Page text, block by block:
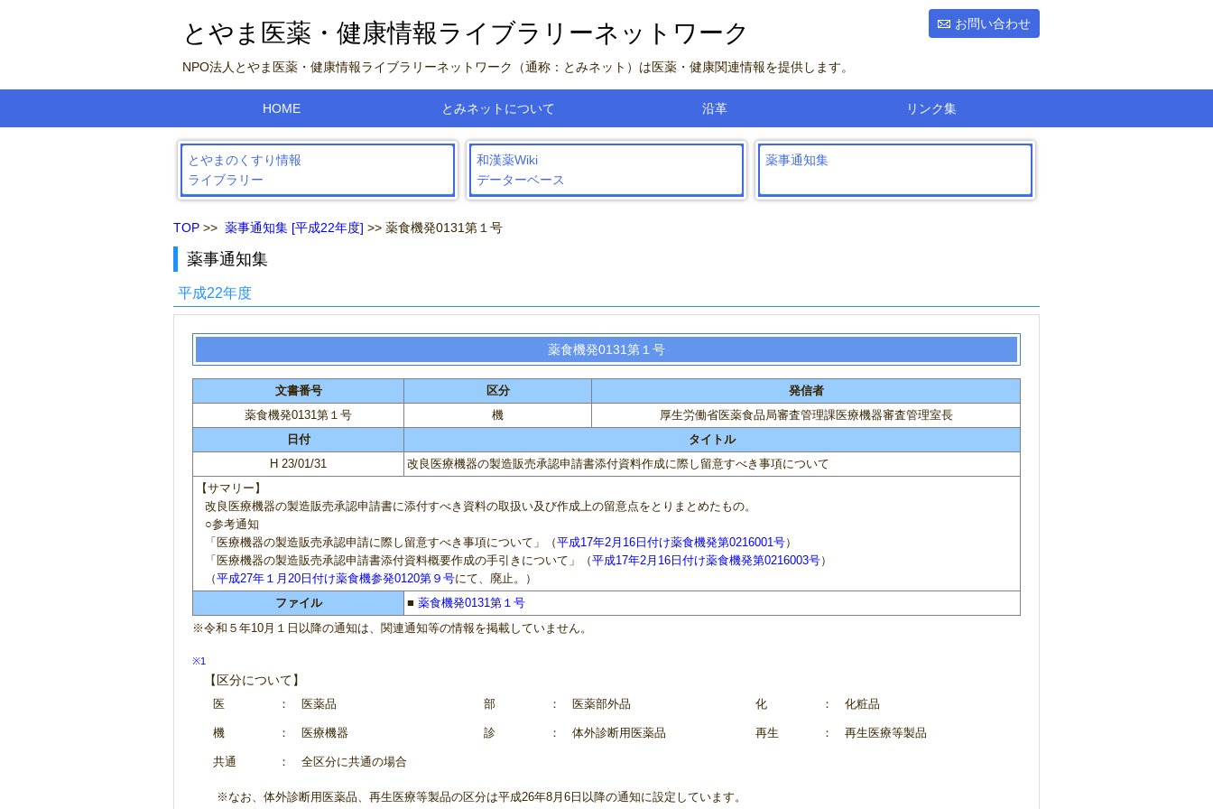
とやま医薬・健康情報ライブラリーネットワーク お問い合わせ
NPO法人とやま医薬・健康情報ライブラリーネットワーク（通称：とみネット）は医薬・健康関連情報を提供します。
HOME とみネットについて 沿革 リンク集
とやまのくすり情報
ライブラリー
和漢薬Wiki
データーベース
薬事通知集
TOP >> 薬事通知集 [平成22年度] >> 薬食機発0131第１号
薬事通知集
平成22年度
薬食機発0131第１号
文書番号 区分
発信者
薬食機発0131第１号
機
厚生労働省医薬食品局審査管理課医療機器審査管理室長
日付
タイトル
H 23/01/31
改良医療機器の製造販売承認申請書添付資料作成に際し留意すべき事項について
【サマリー】
改良医療機器の製造販売承認申請書に添付すべき資料の取扱い及び作成上の留意点をとりまとめたもの。
○参考通知
「医療機器の製造販売承認申請に際し留意すべき事項について」（平成17年2月16日付け薬食機発第0216001号）
「医療機器の製造販売承認申請書添付資料概要作成の手引きについて」（平成17年2月16日付け薬食機発第0216003号）
（平成27年１月20日付け薬食機参発0120第９号にて、廃止。）
ファイル
■ 薬食機発0131第１号
※令和５年10月１日以降の通知は、関連通知等の情報を掲載していません。
※1
【区分について】
医 ： 医薬品 部 ： 医薬部外品 化 ： 化粧品
機 ： 医療機器 診 ： 体外診断用医薬品 再生 ： 再生医療等製品
共通 ： 全区分に共通の場合
※なお、体外診断用医薬品、再生医療等製品の区分は平成26年8月6日以降の通知に設定しています。